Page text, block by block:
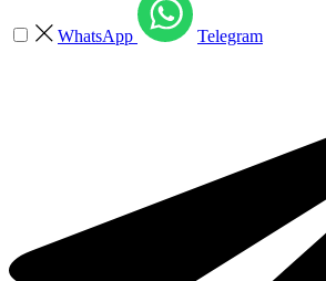
WhatsApp Telegram